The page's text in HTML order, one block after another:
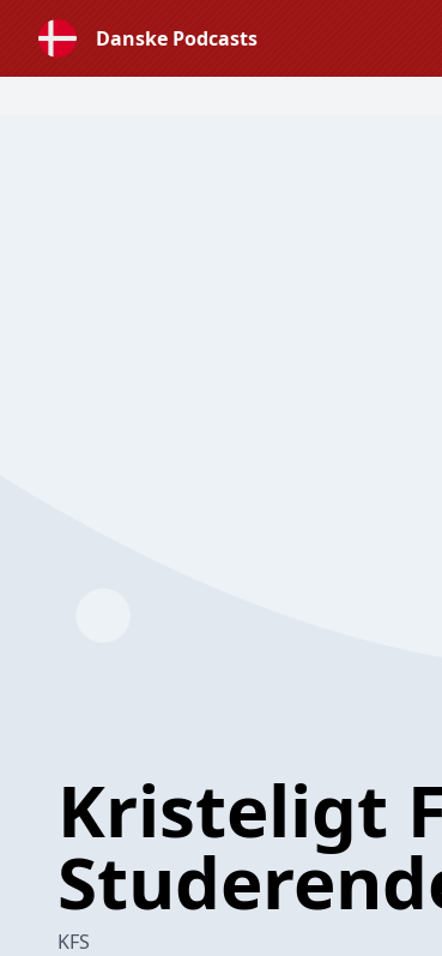
Danske Podcasts
Kristeligt
KFS